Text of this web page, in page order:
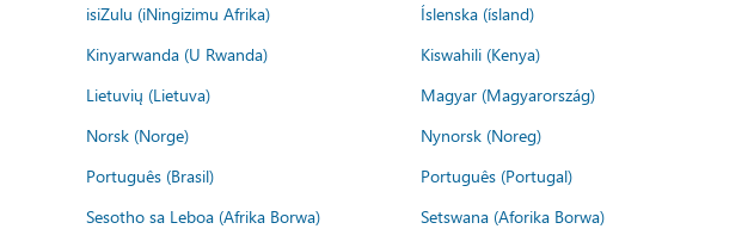
isiZulu (iNingizimu Afrika)
Íslenska (ísland)
Kinyarwanda (U Rwanda)
Kiswahili (Kenya)
Lietuvių (Lietuva)
Magyar (Magyarország)
Norsk (Norge)
Nynorsk (Noreg)
Português (Brasil)
Português (Portugal)
Sesotho sa Leboa (Afrika Borwa)
Setswana (Aforika Borwa)